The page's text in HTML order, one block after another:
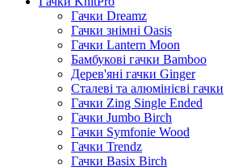
Гачки Dreamz
Гачки знімні Oasis
Гачки Lantern Moon
Бамбукові гачки Bamboo
Дерев'яні гачки Ginger
Сталеві та алюмінієві гачки
Гачки Zing Single Ended
Гачки Jumbo Birch
Гачки Symfonie Wood
Гачки Trendz
Гачки Basix Birch